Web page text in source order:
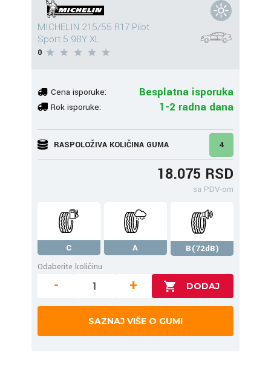
MICHELIN 215/55 R17 Pilot
Sport 5 98Y XL
0
Cena isporuke: Besplatna isporuka
Rok isporuke: 1-2 radna dana
RASPOLOŽIVA KOLIČINA GUMA 4
18.075 RSD
sa PDV-om
C A
B(72dB)
Odaberite količinu
- +
SAZNAJ VIŠE O GUMI